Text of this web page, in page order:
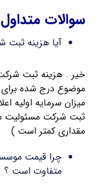
سوالات متداول
آیا هزینه
خیر . هزینه ثبت
موضوع درج شده برای
میزان سرمایه اولیه
ثبت شرکت مسئولیت
مقداری کمتر است )
چرا قیمت
متفاوت است ؟